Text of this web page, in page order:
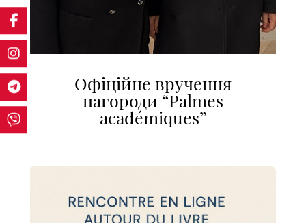
Офіційне вручення
нагороди “Palmes
académiques”